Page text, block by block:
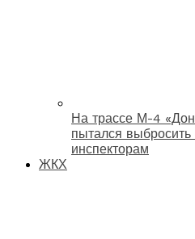
На трассе М-4
пытался выбросить
инспекторам
ЖКХ